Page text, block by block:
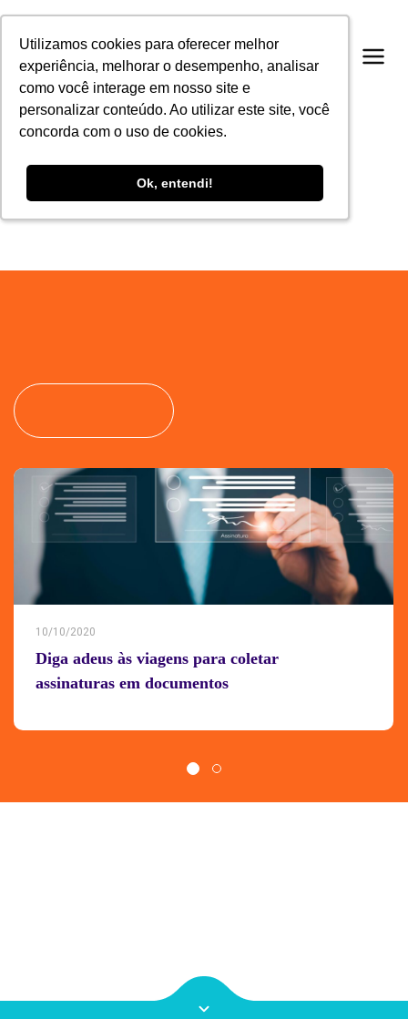
Utilizamos cookies para oferecer melhor
experiência, melhorar o desempenho, analisar
como você interage em nosso site e
personalizar conteúdo. Ao utilizar este site, você
concorda com o uso de cookies.
Ok, entendi!
Utilizamos cookies para oferecer melhor
experiência, melhorar o desempenho, analisar
como você interage em nosso site e
personalizar conteúdo. Ao utilizar este site, você
concorda com o uso de cookies.
Ok, entendi!
10/10/2020
Diga adeus às viagens para coletar
assinaturas em documentos